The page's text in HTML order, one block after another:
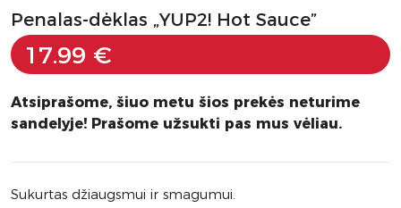
Penalas-dėklas „YUP2! Hot Sauce”
17.99 €
Atsiprašome, šiuo metu šios prekės neturime
sandelyje! Prašome užsukti pas mus vėliau.
Sukurtas džiaugsmui ir smagumui.